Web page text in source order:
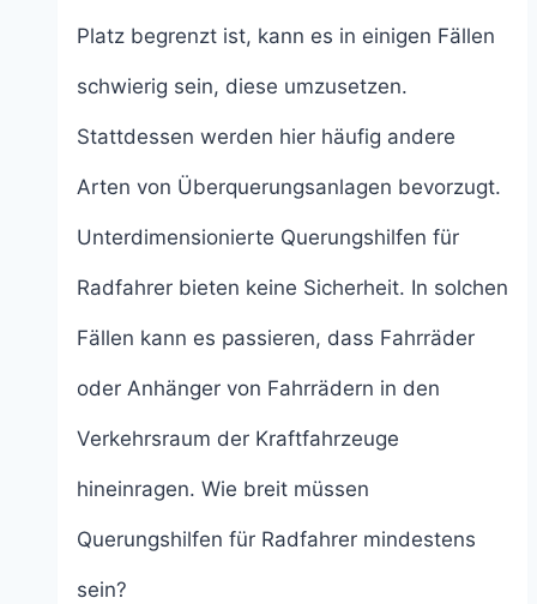
Platz begrenzt ist, kann es in einigen Fällen
schwierig sein, diese umzusetzen.
Stattdessen werden hier häufig andere
Arten von Überquerungsanlagen bevorzugt.
Unterdimensionierte Querungshilfen für
Radfahrer bieten keine Sicherheit. In solchen
Fällen kann es passieren, dass Fahrräder
oder Anhänger von Fahrrädern in den
Verkehrsraum der Kraftfahrzeuge
hineinragen. Wie breit müssen
Querungshilfen für Radfahrer mindestens
sein?